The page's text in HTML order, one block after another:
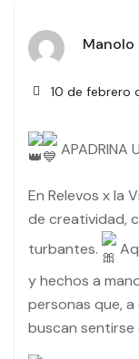
Manolo
10 de febrero
APADRINA
En Relevos x la
de creatividad,
turbantes.
y hechos a
personas que,
buscan sentirse